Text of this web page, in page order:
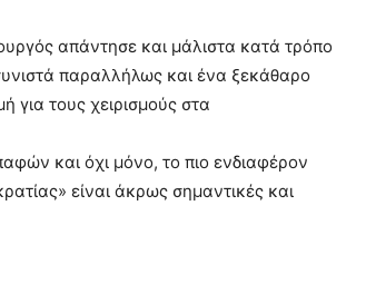
απάντησε και μάλιστα κατά τρόπο
παραλλήλως και ένα ξεκάθαρο
τους χειρισμούς στα
και όχι μόνο, το πιο ενδιαφέρον
είναι άκρως σημαντικές και